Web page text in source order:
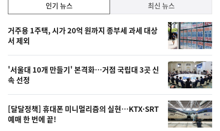
기,
최
신,
오
늘
의
영
상
인기 뉴스 최신 뉴스
기
뉴
스
거주용 1주택, 시가 20억 원까지 종부세 과세 대상
서 제외
'서울대 10개 만들기' 본격화…거점 국립대 3곳 신
속 선정
[달달정책] 휴대폰 미니멀리즘의 실현…KTX·SRT
예매 한 번에 끝!